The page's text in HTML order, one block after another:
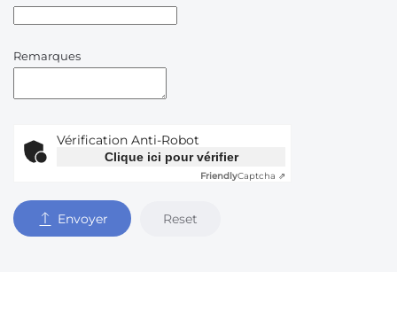
Remarques
Vérification Anti-Robot
Clique ici pour vérifier
FriendlyCaptcha ⇗
Envoyer Reset